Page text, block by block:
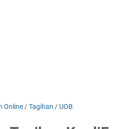
Online /Tagihan / UOB